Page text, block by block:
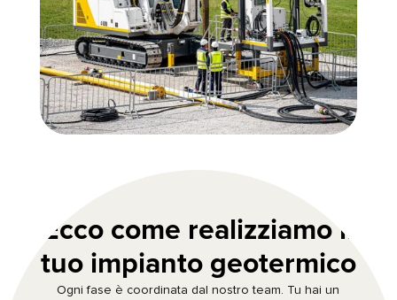
Ecco come realizziamo il
tuo impianto geotermico
Ogni fase è coordinata dal nostro team. Tu hai un